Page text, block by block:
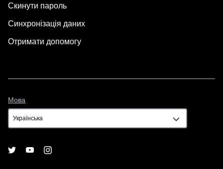
Скинути пароль
Синхронізація даних
Отримати допомогу
Мова